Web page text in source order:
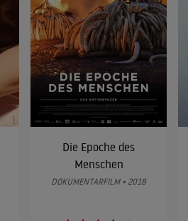
Die Epoche des
Menschen
DOKUMENTARFILM • 2018